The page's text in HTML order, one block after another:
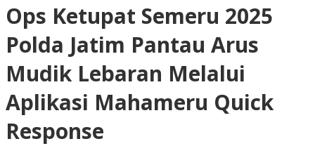
Ops Ketupat Semeru 2025
Polda Jatim Pantau Arus
Mudik Lebaran Melalui
Aplikasi Mahameru Quick
Response